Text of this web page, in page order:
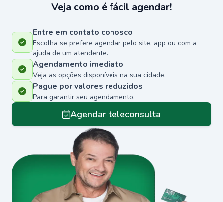
Veja como é fácil agendar!
Entre em contato conosco
Escolha se prefere agendar pelo site, app ou com a
ajuda de um atendente.
Agendamento imediato
Veja as opções disponíveis na sua cidade.
Pague por valores reduzidos
Para garantir seu agendamento.
Agendar teleconsulta